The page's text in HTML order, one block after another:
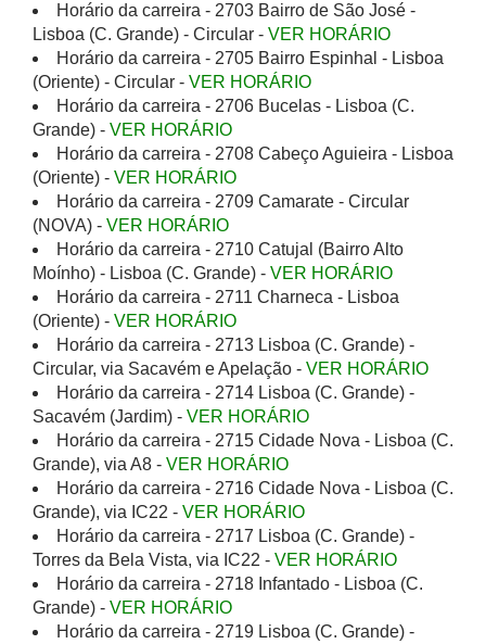
Horário da carreira - 2703 Bairro de São José -
Lisboa (C. Grande) - Circular - VER HORÁRIO
Horário da carreira - 2705 Bairro Espinhal - Lisboa
(Oriente) - Circular - VER HORÁRIO
Horário da carreira - 2706 Bucelas - Lisboa (C.
Grande) - VER HORÁRIO
Horário da carreira - 2708 Cabeço Aguieira - Lisboa
(Oriente) - VER HORÁRIO
Horário da carreira - 2709 Camarate - Circular
(NOVA) - VER HORÁRIO
Horário da carreira - 2710 Catujal (Bairro Alto
Moínho) - Lisboa (C. Grande) - VER HORÁRIO
Horário da carreira - 2711 Charneca - Lisboa
(Oriente) - VER HORÁRIO
Horário da carreira - 2713 Lisboa (C. Grande) -
Circular, via Sacavém e Apelação - VER HORÁRIO
Horário da carreira - 2714 Lisboa (C. Grande) -
Sacavém (Jardim) - VER HORÁRIO
Horário da carreira - 2715 Cidade Nova - Lisboa (C.
Grande), via A8 - VER HORÁRIO
Horário da carreira - 2716 Cidade Nova - Lisboa (C.
Grande), via IC22 - VER HORÁRIO
Horário da carreira - 2717 Lisboa (C. Grande) -
Torres da Bela Vista, via IC22 - VER HORÁRIO
Horário da carreira - 2718 Infantado - Lisboa (C.
Grande) - VER HORÁRIO
Horário da carreira - 2719 Lisboa (C. Grande) -